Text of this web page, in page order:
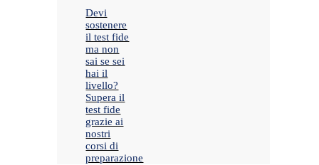
Devi
sostenere
il test fide
ma non
sai se sei
hai il
livello?
Supera il
test fide
grazie ai
nostri
corsi di
preparazione